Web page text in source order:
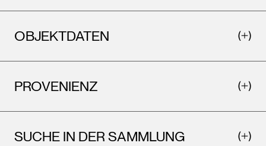
OBJEKTDATEN
PROVENIENZ
SUCHE IN DER SAMMLUNG